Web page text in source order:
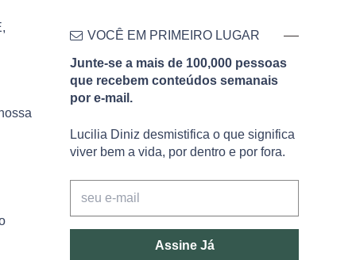
VOCÊ EM PRIMEIRO LUGAR
Junte-se a mais de 100,000 pessoas
que recebem conteúdos semanais
por e-mail.
Lucilia Diniz desmistifica o que significa
viver bem a vida, por dentro e por fora.
Assine Já